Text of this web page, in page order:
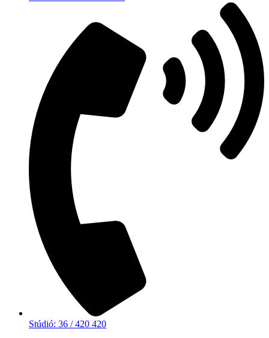
Stúdió: 36 / 420 420